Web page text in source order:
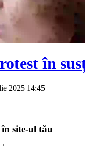
în
2025 14:45
în site-ul tău